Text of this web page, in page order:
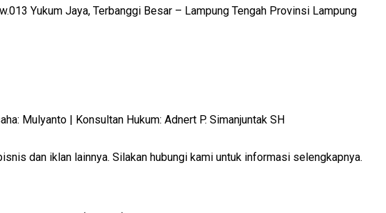
Yukum Jaya, Terbanggi Besar – Lampung Tengah Provinsi Lampung
Mulyanto | Konsultan Hukum: Adnert P. Simanjuntak SH
dan iklan lainnya. Silakan hubungi kami untuk informasi selengkapnya.